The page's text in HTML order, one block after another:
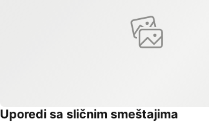
Uporedi sa sličnim smeštajima